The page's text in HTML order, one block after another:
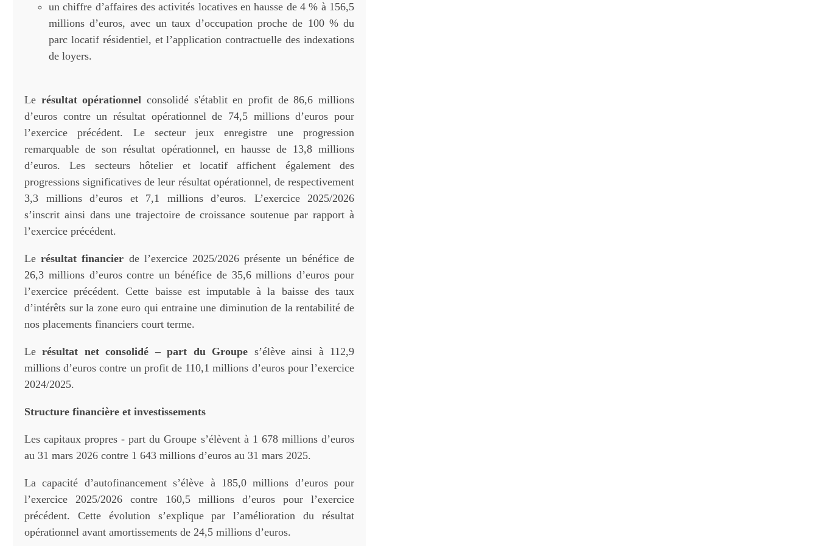
un chiffre d’affaires des activités locatives en hausse de 4 % à 156,5
millions d’euros, avec un taux d’occupation proche de 100 % du
parc locatif résidentiel, et l’application contractuelle des indexations
de loyers.
Le résultat opérationnel consolidé s'établit en profit de 86,6 millions
d’euros contre un résultat opérationnel de 74,5 millions d’euros pour
l’exercice précédent. Le secteur jeux enregistre une progression
remarquable de son résultat opérationnel, en hausse de 13,8 millions
d’euros. Les secteurs hôtelier et locatif affichent également des
progressions significatives de leur résultat opérationnel, de respectivement
3,3 millions d’euros et 7,1 millions d’euros. L’exercice 2025/2026
s’inscrit ainsi dans une trajectoire de croissance soutenue par rapport à
l’exercice précédent.
Lerésultat financier de l’exercice 2025/2026 présente un bénéfice de
26,3 millions d’euros contre un bénéfice de 35,6 millions d’euros pour
l’exercice précédent. Cette baisse est imputable à la baisse des taux
d’intérêts sur la zone euro qui entraine une diminution de la rentabilité de
nos placements financiers court terme.
Lerésultat net consolidé – part du Groupe s’élève ainsi à 112,9
millions d’euros contre un profit de 110,1 millions d’euros pour l’exercice
2024/2025.
Structure financière et investissements
Les capitaux propres - part du Groupe s’élèvent à 1 678 millions d’euros
au 31 mars 2026 contre 1 643 millions d’euros au 31 mars 2025.
La capacité d’autofinancement s’élève à 185,0 millions d’euros pour
l’exercice 2025/2026 contre 160,5 millions d’euros pour l’exercice
précédent. Cette évolution s’explique par l’amélioration du résultat
opérationnel avant amortissements de 24,5 millions d’euros.